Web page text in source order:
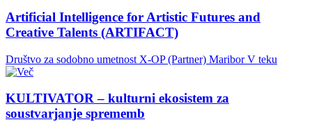
Artificial Intelligence for Artistic Futures and
Creative Talents (ARTIFACT)
Društvo za sodobno umetnost X-OP (Partner) Maribor V teku
KULTIVATOR – kulturni ekosistem za
soustvarjanje sprememb